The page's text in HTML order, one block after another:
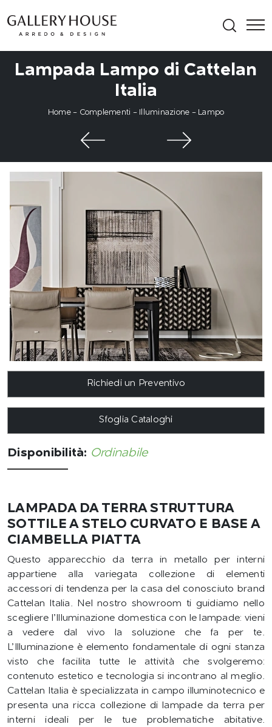
Lampada Lampo di Cattelan
Italia
Home- Complementi - Illuminazione - Lampo
Richiedi un Preventivo
Sfoglia Cataloghi
Disponibilità: Ordinabile
LAMPADA DA TERRA STRUTTURA
SOTTILE A STELO CURVATO E BASE A
CIAMBELLA PIATTA
Questo apparecchio da terra in metallo per interni
appartiene alla variegata collezione di elementi
accessori di tendenza per la casa del conosciuto brand
Cattelan Italia. Nel nostro showroom ti guidiamo nello
scegliere l’Illuminazione domestica con le lampade: vieni
a vedere dal vivo la soluzione che fa per te.
L’Illuminazione è elemento fondamentale di ogni stanza
visto che facilita tutte le attività che svolgeremo:
contenuto estetico e tecnologia si incontrano al meglio.
Cattelan Italia è specializzata in campo illuminotecnico e
presenta una ricca collezione di lampade da terra per
interni ideali per le tue problematiche abitative.